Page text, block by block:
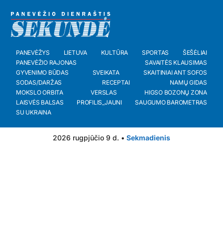
PANEVĖŽYS LIETUVA KULTŪRA SPORTAS
ŠEŠĖLIAI
PANEVĖŽIO RAJONAS
SAVAITĖS KLAUSIMAS
GYVENIMO BŪDAS
SVEIKATA
SKAITINIAI ANT SOFOS
SODAS/DARŽAS
RECEPTAI
NAMŲ GIDAS
MOKSLO ORBITA
VERSLAS
HIGSO BOZONŲ ZONA
LAISVĖS BALSAS
PROFILIS_JAUNI
SAUGUMO BAROMETRAS
SU UKRAINA
2026 rugpjūčio 9 d. • Sekmadienis